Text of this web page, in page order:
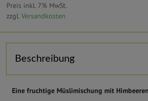
Preis inkl. 7% MwSt.
zzgl. Versandkosten
Beschreibung
Eine fruchtige Müslimischung mit